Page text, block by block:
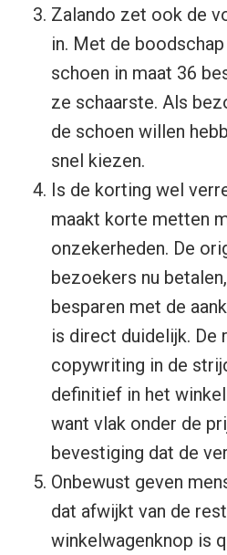
Zalando zet ook de
in. Met de
schoen in maat 36
ze schaarste. Als
de schoen willen
snel kiezen.
Is de korting wel
maakt korte metten
onzekerheden. De
bezoekers nu
besparen met de
is direct duidelijk.
copywriting in de
definitief in het
want vlak onder de
bevestiging dat de
Onbewust geven
dat afwijkt van de
winkelwagenknop is